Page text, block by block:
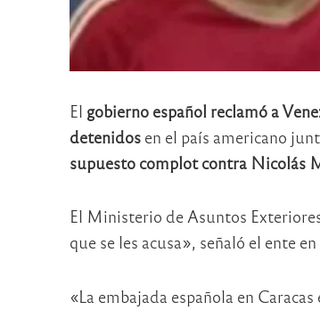
El gobierno español reclamó a
detenidosen el país americano
supuesto complot contra Nicolás
El Ministerio de Asuntos
que se les acusa», señaló el ente
«La embajada española en